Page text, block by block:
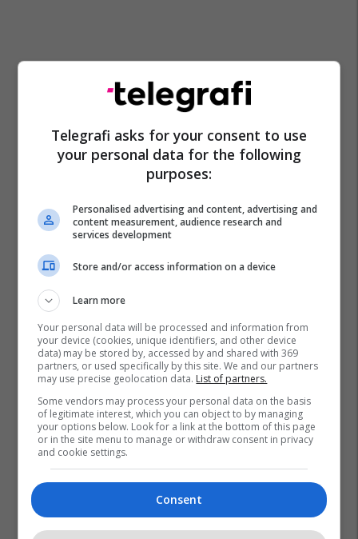
Telegrafi asks for your consent to use
your personal data for the following
purposes:
Personalised advertising and content, advertising and
content measurement, audience research and
services development
Store and/or access information on a device
Learn more
Your personal data will be processed and information from
your device (cookies, unique identifiers, and other device
data) may be stored by, accessed by and shared with 369
partners, or used specifically by this site. We and our partners
may use precise geolocation data. List of partners.
Some vendors may process your personal data on the basis
of legitimate interest, which you can object to by managing
your options below. Look for a link at the bottom of this page
or in the site menu to manage or withdraw consent in privacy
and cookie settings.
Consent